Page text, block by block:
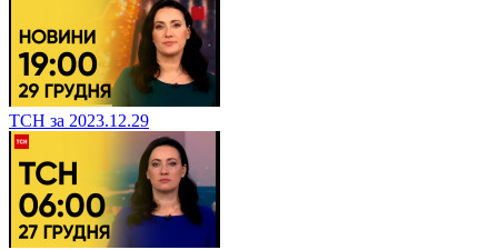
ТСН за 2023.12.29